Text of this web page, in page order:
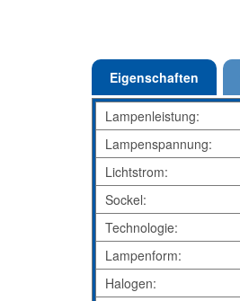
Eigenschaften
Lampenleistung:
Lampenspannung:
Lichtstrom:
Sockel:
Technologie:
Lampenform:
Halogen: